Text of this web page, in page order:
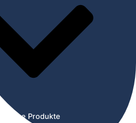
Öffne Produkte